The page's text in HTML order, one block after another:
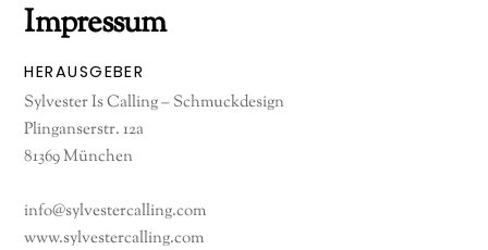
Impressum
HERAUSGEBER
Sylvester Is Calling – Schmuckdesign
Plinganserstr. 12a
81369 München
info@sylvestercalling.com
www.sylvestercalling.com